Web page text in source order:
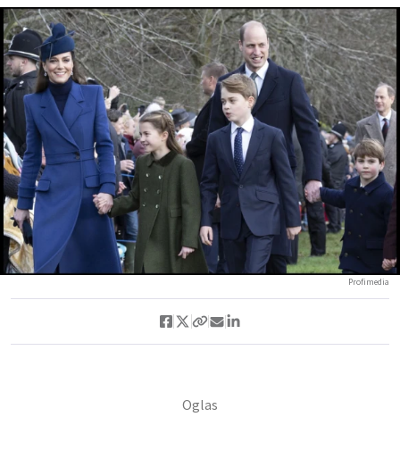
Profimedia